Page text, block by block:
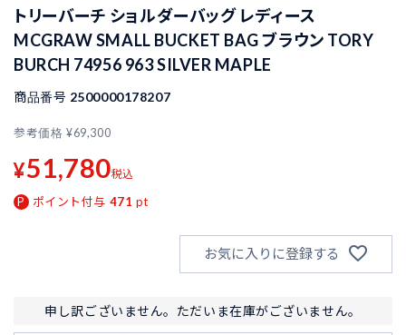
トリーバーチ ショルダーバッグ レディース
MCGRAW SMALL BUCKET BAG ブラウン TORY
BURCH 74956 963 SILVER MAPLE
商品番号 2500000178207
参考価格 ¥69,300
¥51,780税込
ポイント付与 471 pt
お気に入りに登録する
申し訳ございません。ただいま在庫がございません。